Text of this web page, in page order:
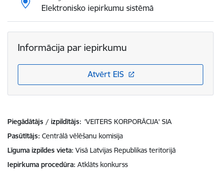
Elektronisko iepirkumu sistēmā
Informācija par iepirkumu
Atvērt EIS
Piegādātājs / izpildītājs: 'VEITERS KORPORĀCIJA' SIA
Pasūtītājs Centrālā vēlēšanu komisija
Līguma izpildes vieta Visā Latvijas Republikas teritorijā
Iepirkuma procedūra Atklāts konkurss